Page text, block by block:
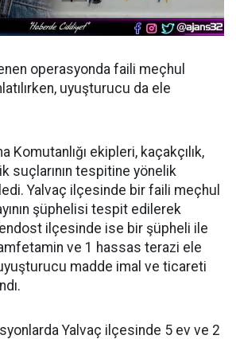
operasyonda faili meçhul
uyuşturucu da ele
Komutanlığı ekipleri, kaçakçılık,
suçlarının tespitine yönelik
Yalvaç ilçesinde bir faili meçhul
şüphelisi tespit edilerek
ilçesinde ise bir şüpheli ile
ve 1 hassas terazi ele
madde imal ve ticareti
Yalvaç ilçesinde 5 ev ve 2